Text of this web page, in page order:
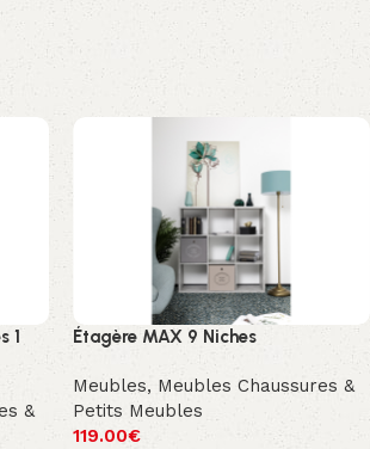
1
&
Étagère MAX 9 Niches
Meubles, Meubles Chaussures &
Petits Meubles
119.00€